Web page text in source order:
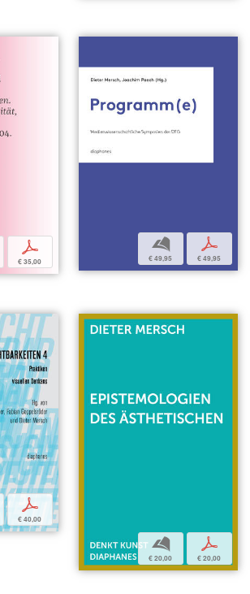
p
€ 35,00
b
€ 49,95
p
€ 49,95
p
€ 40,00
b
€ 20,00
p
€ 20,00